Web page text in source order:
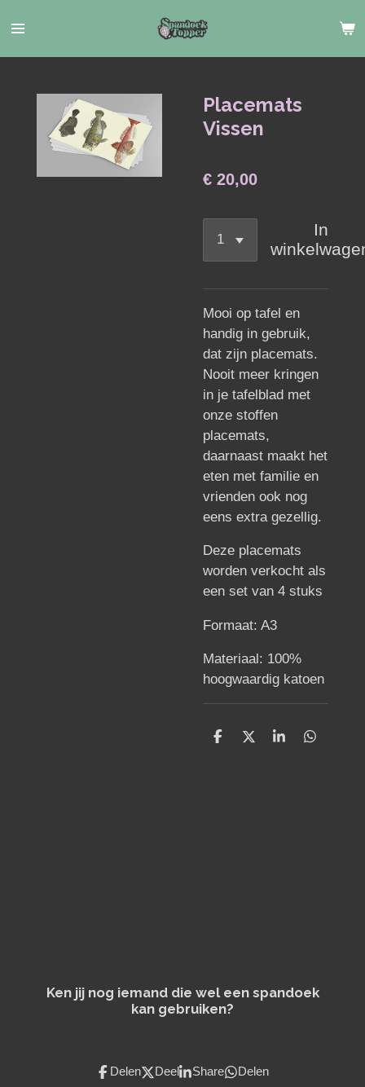
direct
naar
hoofdinhoud
Placemats
Vissen
€ 20,00
In
Mooi op tafel en
handig in gebruik,
dat zijn placemats.
Nooit meer kringen
in je tafelblad met
onze stoffen
placemats,
daarnaast maakt het
eten met familie en
vrienden ook nog
eens extra gezellig.
Deze placemats
worden verkocht als
een set van 4 stuks
Formaat: A3
Materiaal: 100%
hoogwaardig katoen
D
D
S
D
Ken jij nog iemand die wel een spandoek
kan gebruiken?
Delen Deel Share Delen